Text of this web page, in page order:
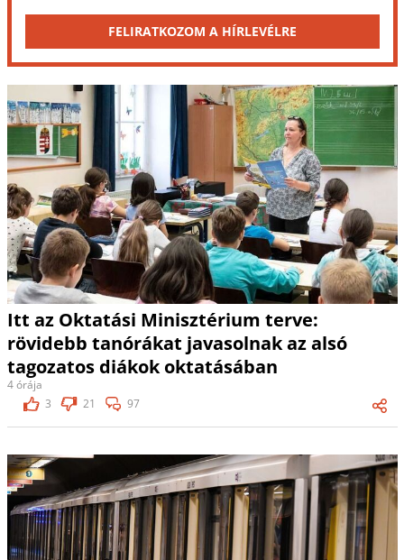
FELIRATKOZOM A HÍRLEVÉLRE
Itt az Oktatási Minisztérium terve:
rövidebb tanórákat javasolnak az alsó
tagozatos diákok oktatásában
4 órája
3
21 97